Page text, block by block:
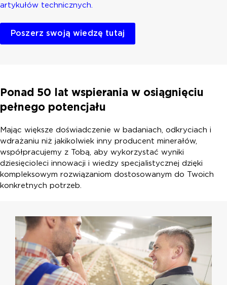
artykułów technicznych.
Poszerz swoją wiedzę tutaj
Ponad 50 lat wspierania w osiągnięciu
pełnego potencjału
Mając większe doświadczenie w badaniach, odkryciach i
wdrażaniu niż jakikolwiek inny producent minerałów,
współpracujemy z Tobą, aby wykorzystać wyniki
dziesięcioleci innowacji i wiedzy specjalistycznej dzięki
kompleksowym rozwiązaniom dostosowanym do Twoich
konkretnych potrzeb.